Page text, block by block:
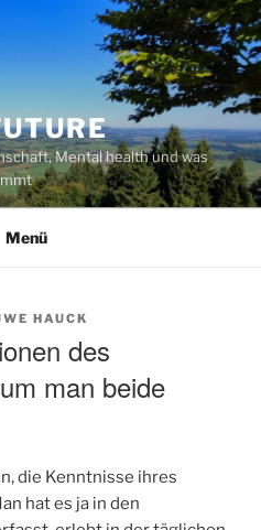
Mental health und was
Menü
HAUCK
des
man beide
die Kenntnisse ihres
hat es ja in den